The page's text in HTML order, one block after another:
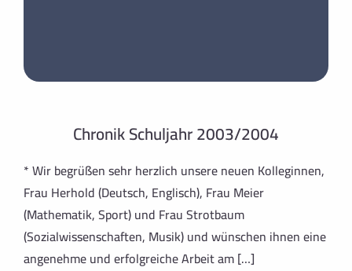
Chronik Schuljahr 2003/2004
* Wir begrüßen sehr herzlich unsere neuen Kolleginnen,
Frau Herhold (Deutsch, Englisch), Frau Meier
(Mathematik, Sport) und Frau Strotbaum
(Sozialwissenschaften, Musik) und wünschen ihnen eine
angenehme und erfolgreiche Arbeit am […]